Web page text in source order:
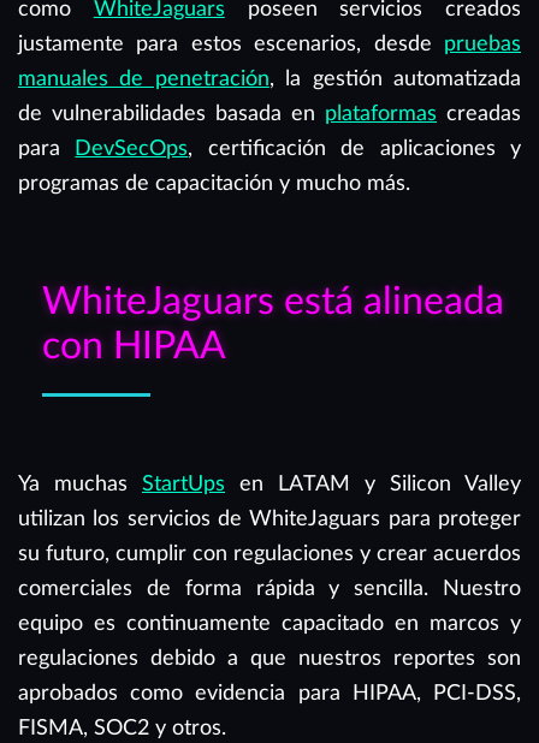
como WhiteJaguars poseen servicios creados
justamente para estos escenarios, desde pruebas
manuales de penetración, la gestión automatizada
de vulnerabilidades basada en plataformas creadas
para DevSecOps, certificación de aplicaciones y
programas de capacitación y mucho más.
WhiteJaguars está alineada
con HIPAA
Ya muchas StartUps en LATAM y Silicon Valley
utilizan los servicios de WhiteJaguars para proteger
su futuro, cumplir con regulaciones y crear acuerdos
comerciales de forma rápida y sencilla. Nuestro
equipo es continuamente capacitado en marcos y
regulaciones debido a que nuestros reportes son
aprobados como evidencia para HIPAA, PCI-DSS,
FISMA, SOC2 y otros.